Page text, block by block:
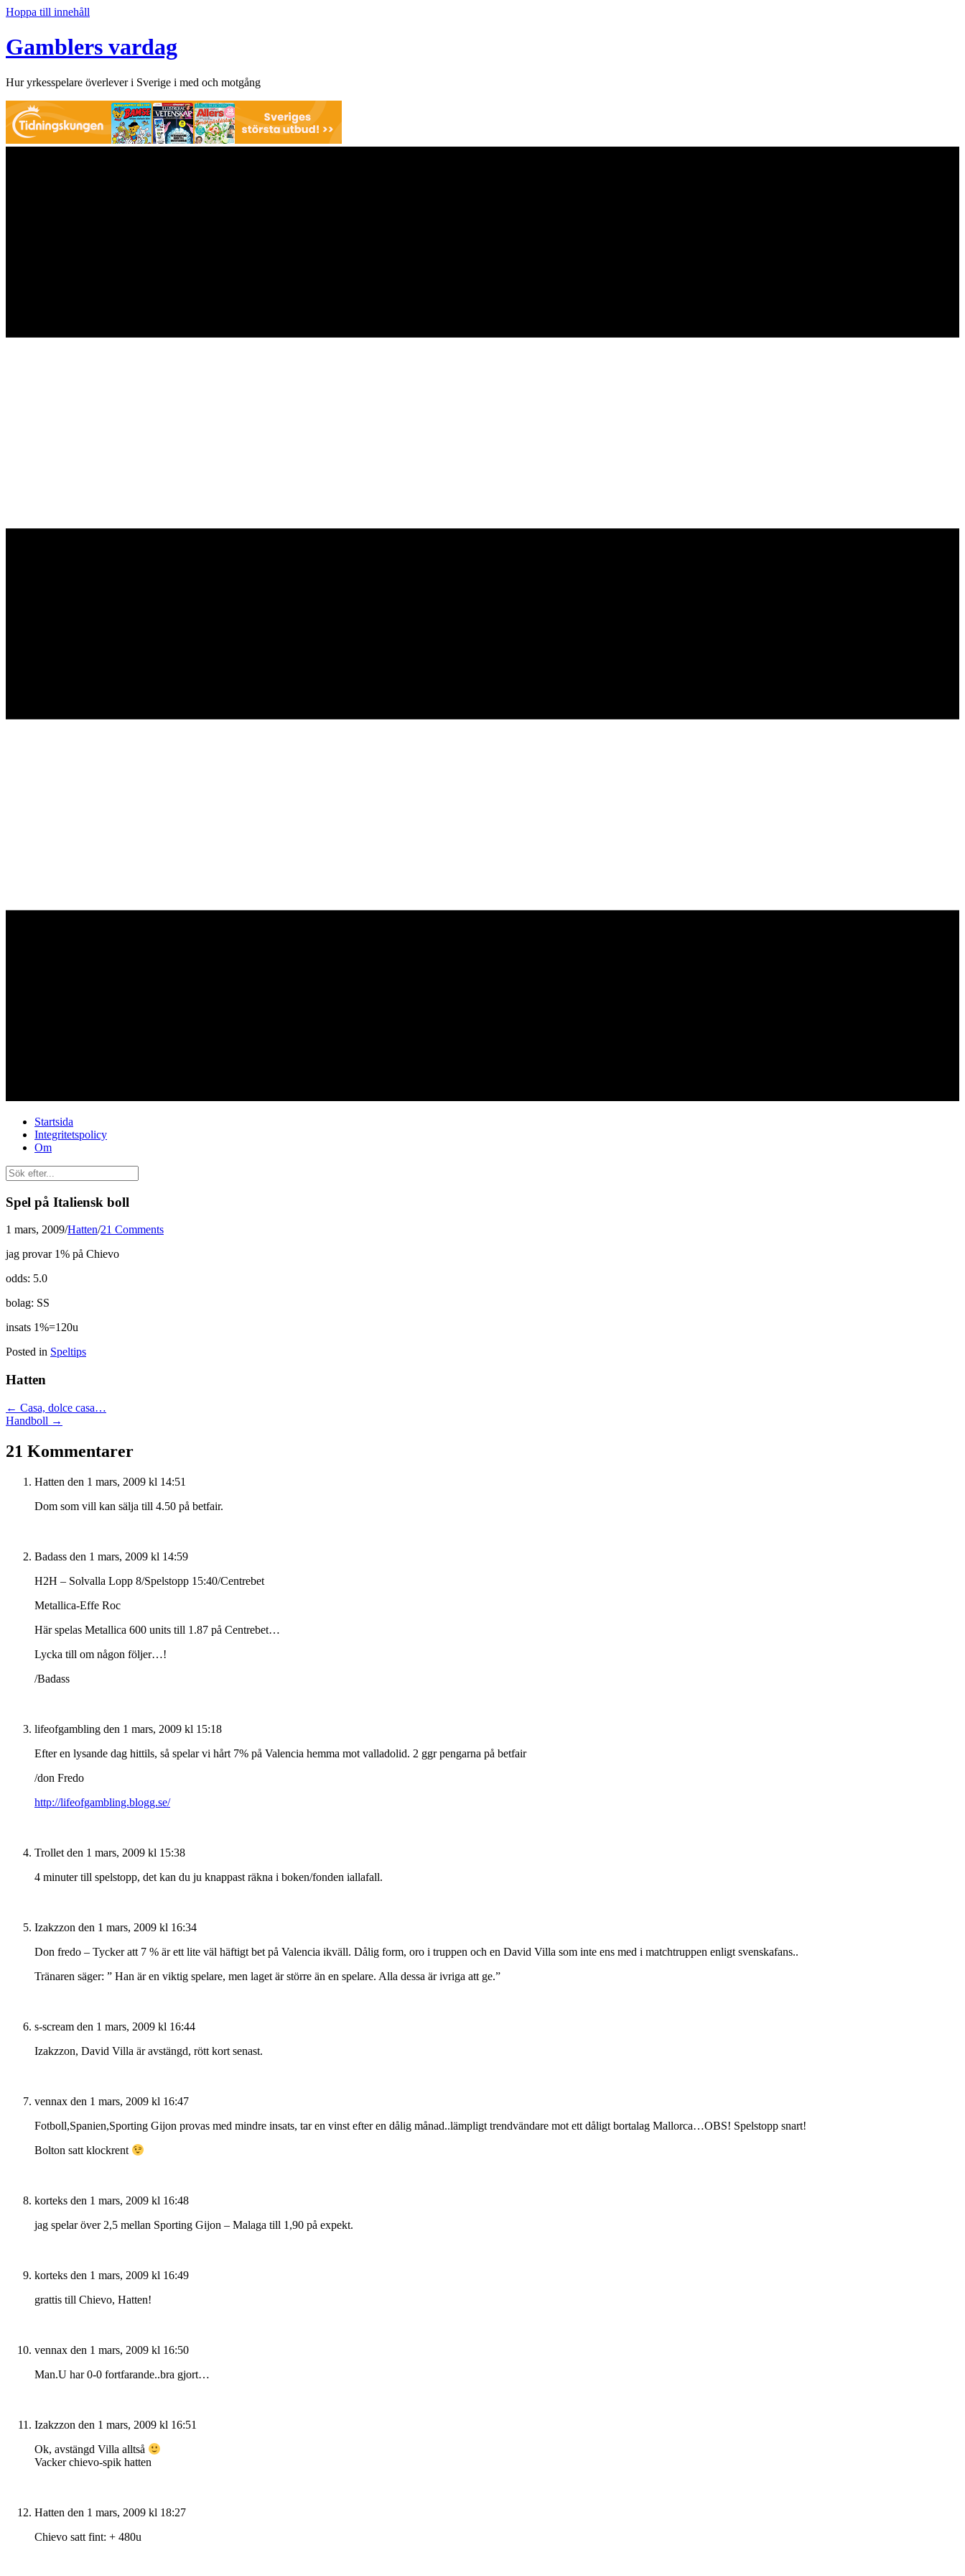
Hoppa till innehåll
Gamblers vardag
Hur yrkesspelare överlever i Sverige i med och motgång
Startsida
Integritetspolicy
Om
Spel på Italiensk boll
1 mars, 2009/Hatten/21 Comments
jag provar 1% på Chievo
odds: 5.0
bolag: SS
insats 1%=120u
Posted in Speltips
Hatten
Posts
navigation
← Casa, dolce casa…
Handboll →
21 Kommentarer
Hatten den 1 mars, 2009 kl 14:51
Dom som vill kan sälja till 4.50 på betfair.
Badass den 1 mars, 2009 kl 14:59
H2H – Solvalla Lopp 8/Spelstopp 15:40/Centrebet
Metallica-Effe Roc
Här spelas Metallica 600 units till 1.87 på Centrebet…
Lycka till om någon följer…!
/Badass
lifeofgambling den 1 mars, 2009 kl 15:18
Efter en lysande dag hittils, så spelar vi hårt 7% på Valencia hemma mot valladolid. 2 ggr pengarna på betfair
/don Fredo
http://lifeofgambling.blogg.se/
Trollet den 1 mars, 2009 kl 15:38
4 minuter till spelstopp, det kan du ju knappast räkna i boken/fonden iallafall.
Izakzzon den 1 mars, 2009 kl 16:34
Don fredo – Tycker att 7 % är ett lite väl häftigt bet på Valencia ikväll. Dålig form, oro i truppen och en David Villa som inte ens med i matchtruppen enligt svenskafans..
Tränaren säger: ” Han är en viktig spelare, men laget är större än en spelare. Alla dessa är ivriga att ge.”
s-scream den 1 mars, 2009 kl 16:44
Izakzzon, David Villa är avstängd, rött kort senast.
vennax den 1 mars, 2009 kl 16:47
Fotboll,Spanien,Sporting Gijon provas med mindre insats, tar en vinst efter en dålig månad..lämpligt trendvändare mot ett dåligt bortalag Mallorca…OBS! Spelstopp snart!
Bolton satt klockrent
korteks den 1 mars, 2009 kl 16:48
jag spelar över 2,5 mellan Sporting Gijon – Malaga till 1,90 på expekt.
korteks den 1 mars, 2009 kl 16:49
grattis till Chievo, Hatten!
vennax den 1 mars, 2009 kl 16:50
Man.U har 0-0 fortfarande..bra gjort…
Izakzzon den 1 mars, 2009 kl 16:51
Ok, avstängd Villa alltså
Vacker chievo-spik hatten
Hatten den 1 mars, 2009 kl 18:27
Chievo satt fint: + 480u